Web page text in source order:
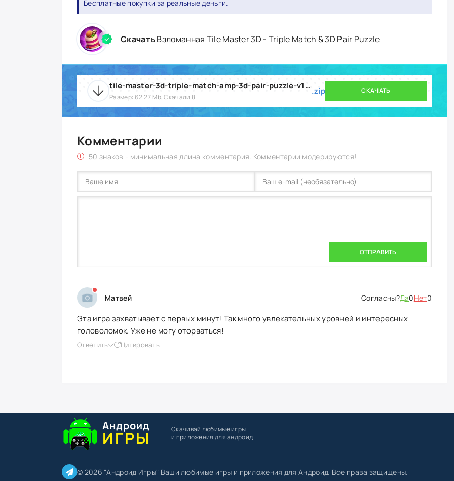
Бесплатные покупки за реальные деньги.
СкачатьВзломанная Tile Master 3D - Triple Match & 3D Pair Puzzle
tile-master-3d-triple-match-amp-3d-pair-puzzle-v1-5-9-mod.zip
Размер: 62.27 Mb, Скачали 8
.zip СКАЧАТЬ
Комментарии
50 знаков - минимальная длина комментария. Комментарии модерируются!
ОТПРАВИТЬ
Матвей Да0Нет0
Эта игра захватывает с первых минут! Так много увлекательных уровней и интересных
головоломок. Уже не могу оторваться!
Ответить Цитировать
Андроид
ИГРЫ
Скачивай любимые игры
и приложения для андроид
© 2026 "Андроид Игры" Ваши любимые игры и приложения для Андроид. Все права защищены.